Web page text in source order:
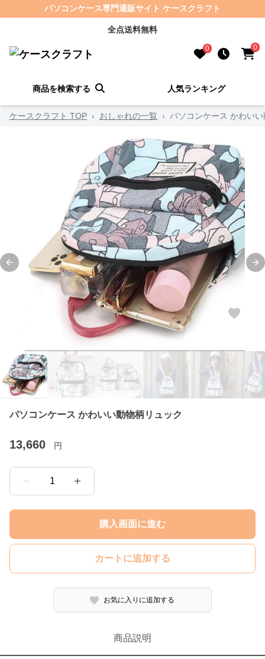
パソコンケース専門通販サイト ケースクラフト
全点送料無料
0 0
商品を検索する 人気ランキング
ケースクラフト TOP › おしゃれの一覧 › パソコンケース かわい
Previous slide
パソコンケース かわいい動物柄リュック
13,660 円
1
購入画面に進む
カートに追加する
お気に入りに追加する
商品説明